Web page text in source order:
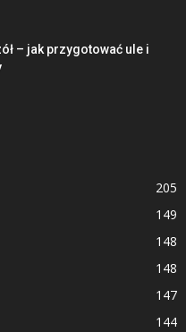
– jak przygotować ule i
205
149
148
148
147
144